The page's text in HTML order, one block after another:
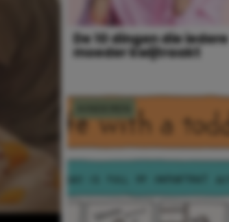
De 10 dingen die iedere
moeder kwijtraakt